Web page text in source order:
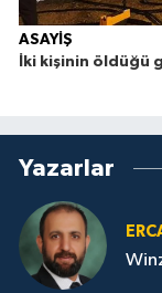
ASAYİŞ
İki kişinin öldüğü
Yazarlar